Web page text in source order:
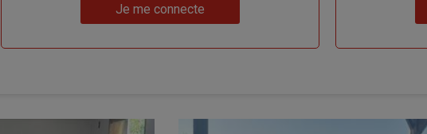
compte"
Je me connecte